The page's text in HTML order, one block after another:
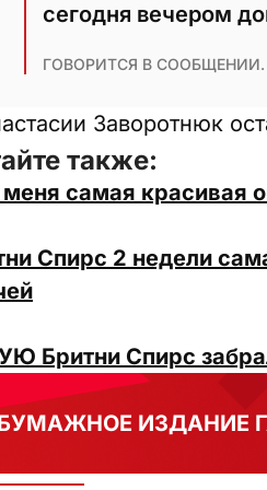
сегодня вечером
ГОВОРИТСЯ В СООБЩЕНИИ.
Заворотнюк
также:
самая красивая
Спирс 2 недели
Бритни Спирс
ИЗДАНИЕ